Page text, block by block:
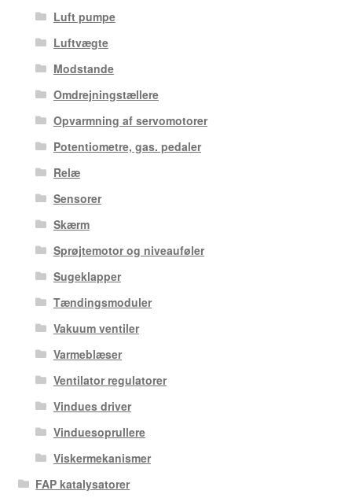
Luft pumpe
Luftvægte
Modstande
Omdrejningstællere
Opvarmning af servomotorer
Potentiometre, gas. pedaler
Relæ
Sensorer
Skærm
Sprøjtemotor og niveauføler
Sugeklapper
Tændingsmoduler
Vakuum ventiler
Varmeblæser
Ventilator regulatorer
Vindues driver
Vinduesoprullere
Viskermekanismer
FAP katalysatorer